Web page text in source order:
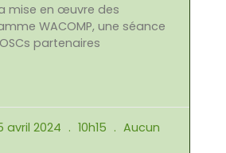
mise en œuvre des
WACOMP, une séance
partenaires
avril 2024 10h15
Aucun